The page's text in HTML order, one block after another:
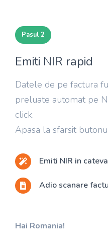
Pasul 2
Emiti NIR rapid
Datele de pe factura
preluate automat pe
click.
Apasa la sfarsit
Emiti NIR in
Adio scanare
Hai Romania!